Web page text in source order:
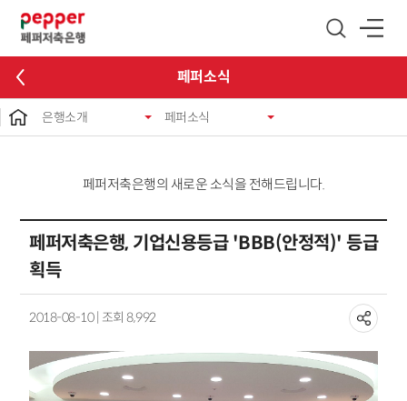
페퍼소식
은행소개 페퍼소식
페퍼저축은행의 새로운 소식을 전해드립니다.
페퍼저축은행, 기업신용등급 'BBB(안정적)' 등급
획득
2018-08-10 | 조회 8,992